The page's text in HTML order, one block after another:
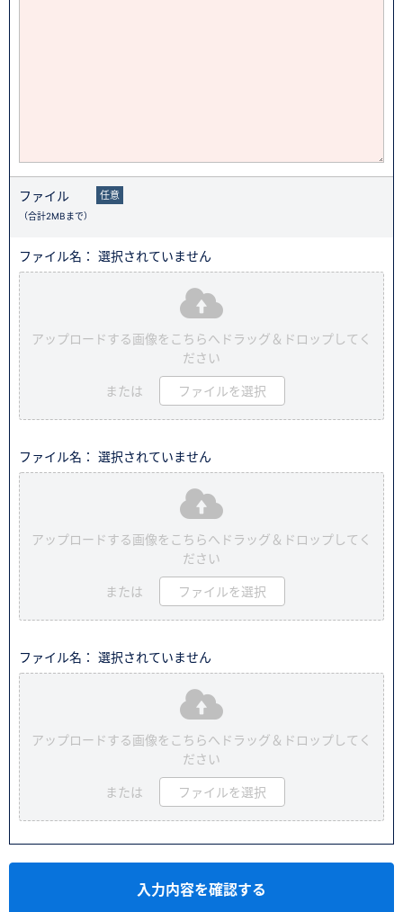
ファイル
（合計2MBまで）
任意
ファイル名： 選択されていません
アップロードする画像をこちらへドラッグ＆ドロップしてく
ださい
または ファイルを選択
ファイル名： 選択されていません
アップロードする画像をこちらへドラッグ＆ドロップしてく
ださい
または ファイルを選択
ファイル名： 選択されていません
アップロードする画像をこちらへドラッグ＆ドロップしてく
ださい
または ファイルを選択
入力内容を確認する